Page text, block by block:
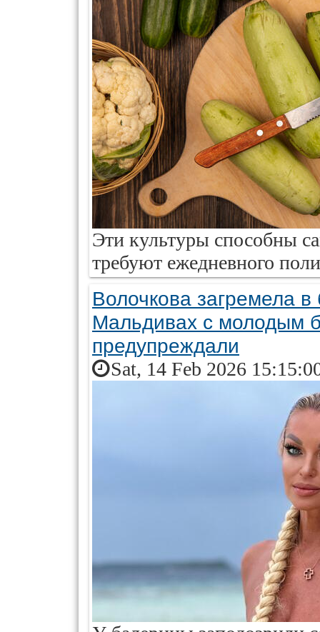
Эти культуры способны
требуют ежедневного
Волочкова загремела
Мальдивах с молодым
предупреждали
Sat, 14 Feb 2026